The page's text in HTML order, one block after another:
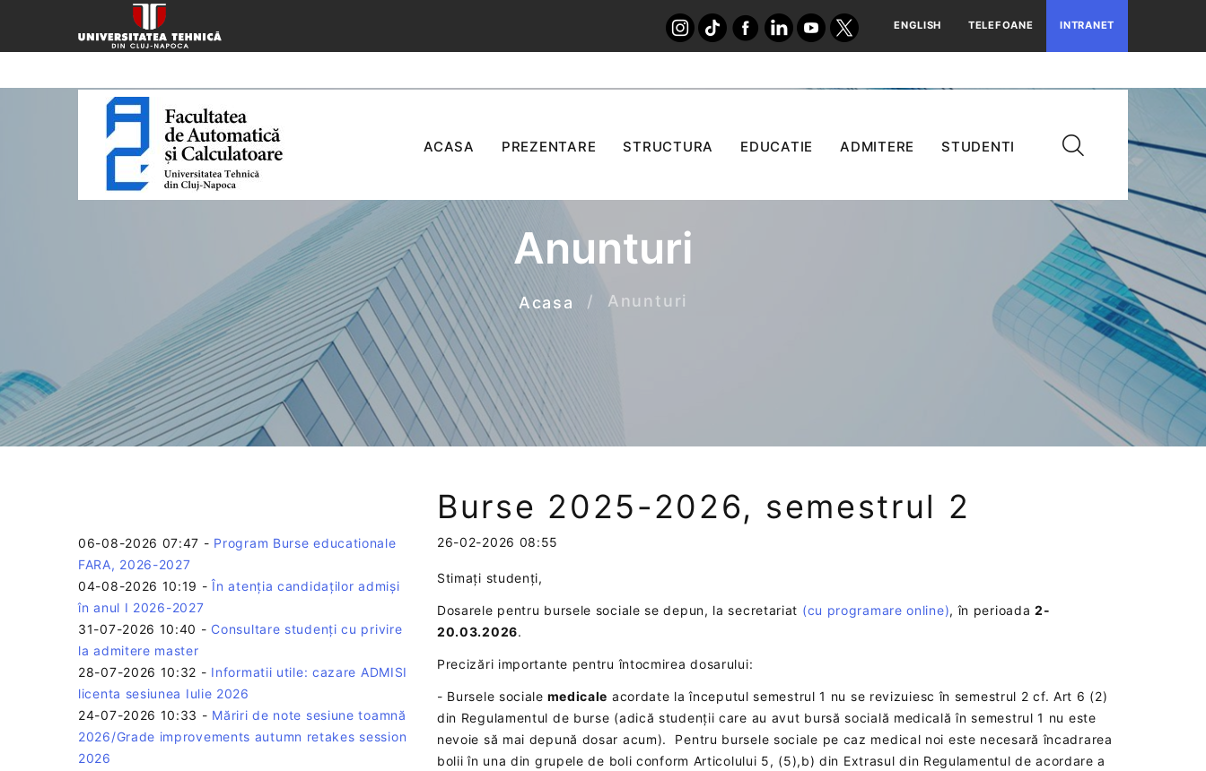
ENGLISH TELEFOANE INTRANET
ACASA PREZENTARE STRUCTURA EDUCATIE ADMITERE STUDENTI
Anunturi
Acasa Anunturi
06-08-2026 07:47 - Program Burse educationale
FARA, 2026-2027
04-08-2026 10:19 -În atenția candidaților admiși
în anul I 2026-2027
31-07-2026 10:40 - Consultare studenți cu privire
la admitere master
28-07-2026 10:32 - Informatii utile: cazare ADMISI
licenta sesiunea Iulie 2026
24-07-2026 10:33 - Măriri de note sesiune toamnă
2026/Grade improvements autumn retakes session
2026
Burse 2025-2026, semestrul 2
26-02-2026 08:55
Stimați studenți,
Dosarele pentru bursele sociale se depun, la secretariat (cu programare online), în perioada2-
20.03.2026.
Precizări importante pentru întocmirea dosarului:
- Bursele sociale medicale acordate la începutul semestrul 1 nu se revizuiesc în semestrul 2 cf. Art 6 (2)
din Regulamentul de burse (adică studenții care au avut bursă socială medicală în semestrul 1 nu este
nevoie să mai depună dosar acum). Pentru bursele sociale pe caz medical noi este necesară încadrarea
bolii în una din grupele de boli conform Articolului 5, (5),b) din Extrasul din Regulamentul de acordare a